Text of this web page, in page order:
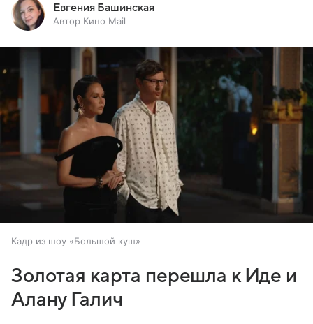
Евгения Башинская
Автор Кино Mail
Кадр из шоу «Большой куш»
Золотая карта перешла к Иде и
Алану Галич